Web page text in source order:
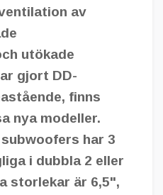
av
utökade
gjort DD-
finns
nya modeller.
har 3
i dubbla 2 eller
storlekar är 6,5",